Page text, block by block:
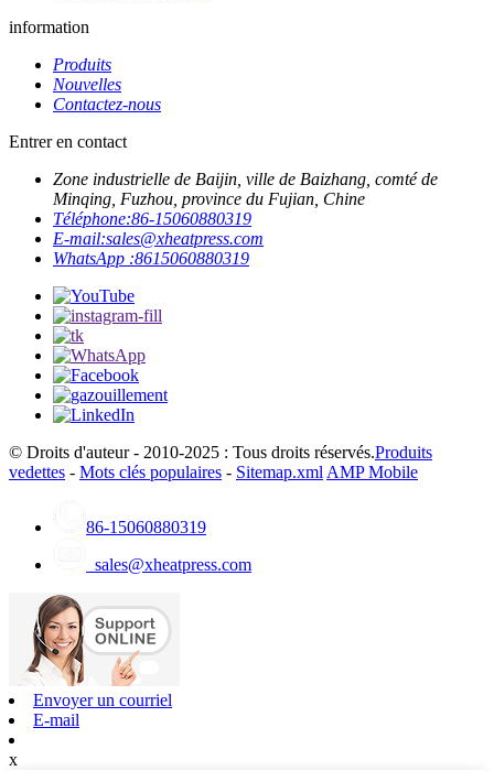
information
Produits
Nouvelles
Contactez-nous
Entrer en contact
Zone industrielle de Baijin, ville de Baizhang, comté de
Minqing, Fuzhou, province du Fujian, Chine
Téléphone:86-15060880319
E-mail:sales@xheatpress.com
WhatsApp :8615060880319
© Droits d'auteur - 2010-2025 : Tous droits réservés.Produits
vedettes - Mots clés populaires - Sitemap.xml AMP Mobile
86-15060880319
sales@xheatpress.com
Envoyer un courriel
E-mail
x